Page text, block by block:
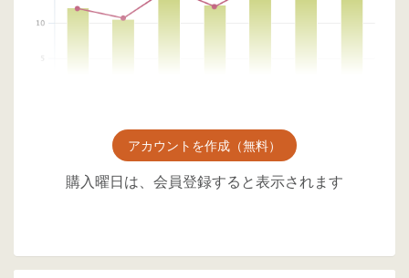
アカウントを作成（無料）
購入曜日は、会員登録すると表示されます